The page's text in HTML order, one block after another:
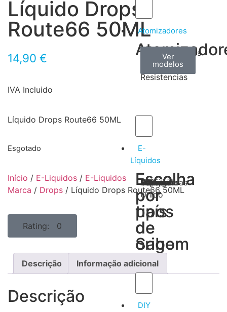
Atomizadores
Claromizadores
Ver
modelos
Reconstruíveis
Ver
modelos
Resistencias
Ver
modelos
E-
Líquidos
Escolha
por
tipos
de
Sabor
Tabaco
Frutas
Bebidas
Frescos
Sobremesas
Escolha
por
país
de
origem
Portugal
Alemanha
USA
Reino
Unido
Canadá
França
Malásia
Filipinas
Espanha
Polónia
Grécia
DIY
Líquido Drops
Route66 50ML
14,90 €
IVA Incluido
Líquido Drops Route66 50ML
Esgotado
Início / E-Liquidos / E-Liquidos
Marca / Drops / Líquido Drops Route66 50ML
Rating: 0
Descrição Informação adicional
Descrição